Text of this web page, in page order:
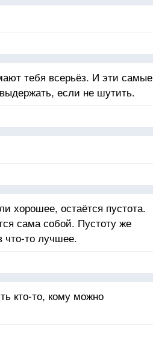
тебя всерьёз. И эти самые
если не шутить.
хорошее, остаётся пустота.
сама собой. Пустоту же
что-то лучшее.
кто-то, кому можно